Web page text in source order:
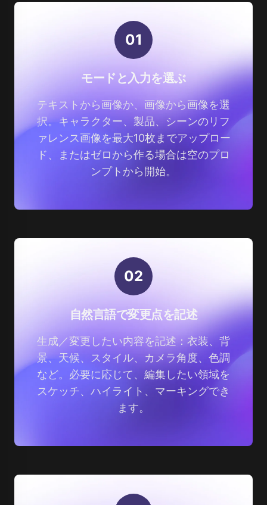
01
モードと入力を選ぶ
テキストから画像か、画像から画像を選
択。キャラクター、製品、シーンのリフ
ァレンス画像を最大10枚までアップロー
ド、またはゼロから作る場合は空のプロ
ンプトから開始。
02
自然言語で変更点を記述
生成／変更したい内容を記述：衣装、背
景、天候、スタイル、カメラ角度、色調
など。必要に応じて、編集したい領域を
スケッチ、ハイライト、マーキングでき
ます。